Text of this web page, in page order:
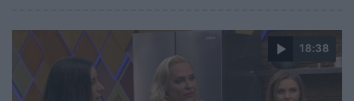
számára .
18:38